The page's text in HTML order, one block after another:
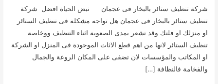
شركة تنظيف ستائر بالبخار فى عجمان نبض الحياة افضل شركة
تنظيف ستائر بالبخار فى عجمان هل تواجه مشكلة فى تنظيف الستائر
او منزلك او فلتك وقد تشعر بمدى الصعوبة اثناء التنظيف ووخاصة
تنظيف الستائر لانها من اهم قطع الاثاث الموجودة فى المنزل او الشركة
او المكاتب والمؤسسات لان تضفى على المكان الروعة والجمال
والفخامة فالنظافة […]